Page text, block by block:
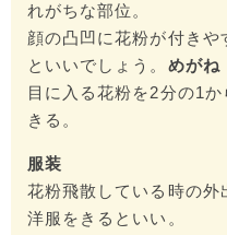
れがちな部位。
顔の凸凹に花粉が付きや
といいでしょう。 めがね
目に入る花粉を2分の1
きる。
服装
花粉飛散している時の
洋服をきるといい。